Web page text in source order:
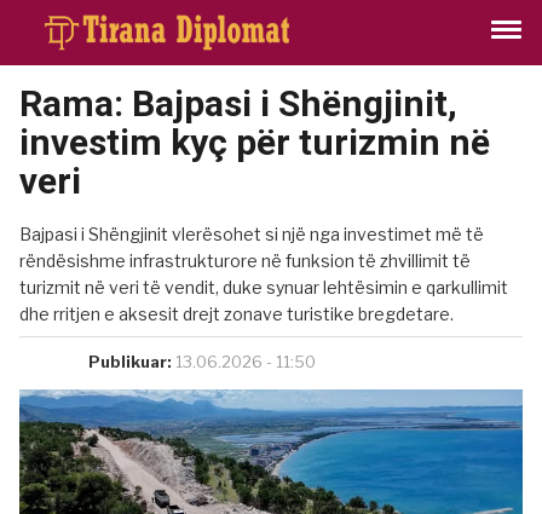
Rama: Bajpasi i Shëngjinit,
investim kyç për turizmin në
veri
Bajpasi i Shëngjinit vlerësohet si një nga investimet më të
rëndësishme infrastrukturore në funksion të zhvillimit të
turizmit në veri të vendit, duke synuar lehtësimin e qarkullimit
dhe rritjen e aksesit drejt zonave turistike bregdetare.
Publikuar: 13.06.2026 - 11:50